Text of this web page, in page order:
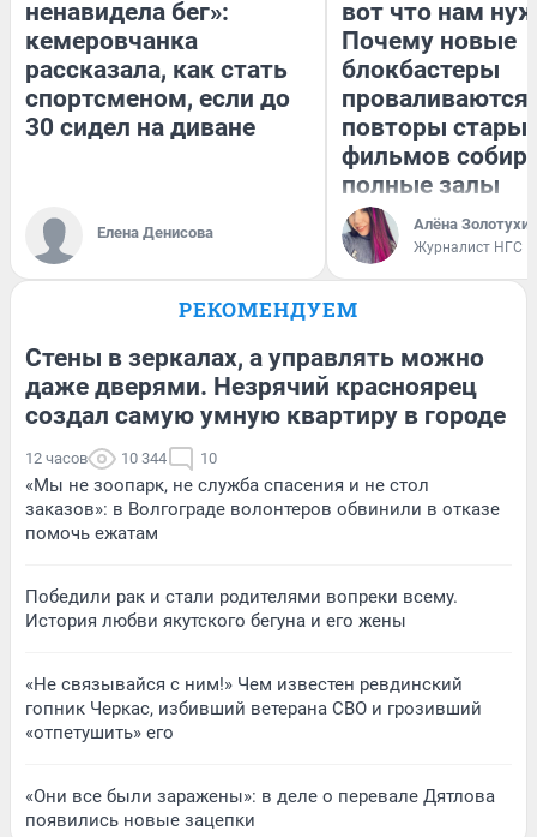
ненавидела бег»:
кемеровчанка
рассказала, как стать
спортсменом, если до
30 сидел на диване
Елена Денисова
вот что нам
Почему новые
блокбастеры
повторы
фильмов
полные залы
Алёна
Журналист НГС
РЕКОМЕНДУЕМ
Стены в зеркалах, а управлять можно
даже дверями. Незрячий красноярец
создал самую умную квартиру в городе
12 часов 10 344 10
«Мы не зоопарк, не служба спасения и не стол
заказов»: в Волгограде волонтеров обвинили в отказе
помочь ежатам
Победили рак и стали родителями вопреки всему.
История любви якутского бегуна и его жены
«Не связывайся с ним!» Чем известен ревдинский
гопник Черкас, избивший ветерана СВО и грозивший
«отпетушить» его
«Они все были заражены»: в деле о перевале Дятлова
появились новые зацепки